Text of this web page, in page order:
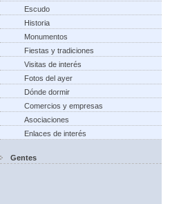
Escudo
Historia
Monumentos
Fiestas y tradiciones
Visitas de interés
Fotos del ayer
Dónde dormir
Comercios y empresas
Asociaciones
Enlaces de interés
Gentes